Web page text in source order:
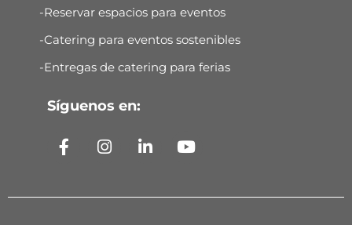
-Reservar espacios para eventos
-Catering para eventos sostenibles
-Entregas de catering para ferias
Síguenos en: